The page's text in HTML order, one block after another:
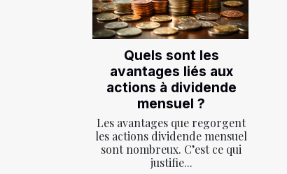
Quels sont les
avantages liés aux
actions à dividende
mensuel ?
Les avantages que regorgent
les actions dividende mensuel
sont nombreux. C’est ce qui
justifie...